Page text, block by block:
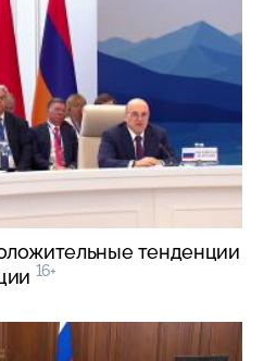
тенденции
16+